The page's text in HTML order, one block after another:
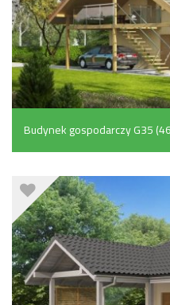
Budynek gospodarczy G35